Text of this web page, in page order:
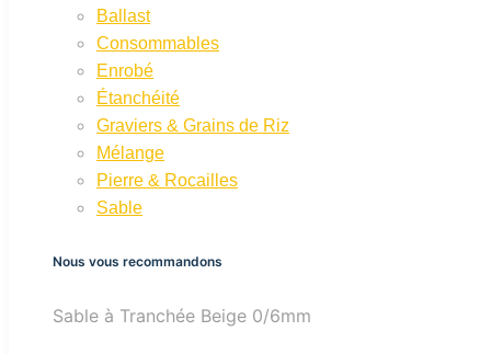
Ballast
Consommables
Enrobé
Étanchéité
Graviers & Grains de Riz
Mélange
Pierre & Rocailles
Sable
Nous vous recommandons
Sable à Tranchée Beige 0/6mm